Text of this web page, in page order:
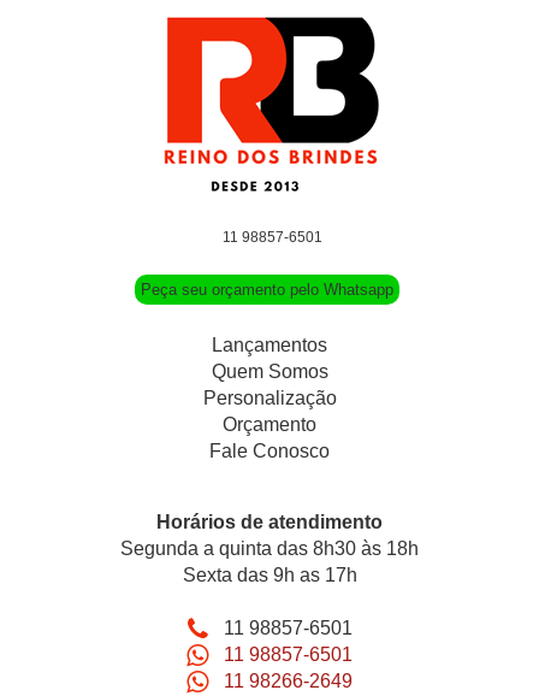
11 98857-6501
Peça seu orçamento pelo Whatsapp
Lançamentos
Quem Somos
Personalização
Orçamento
Fale Conosco
Horários de atendimento
Segunda a quinta das 8h30 às 18h
Sexta das 9h as 17h
11 98857-6501
11 98857-6501
11 98266-2649